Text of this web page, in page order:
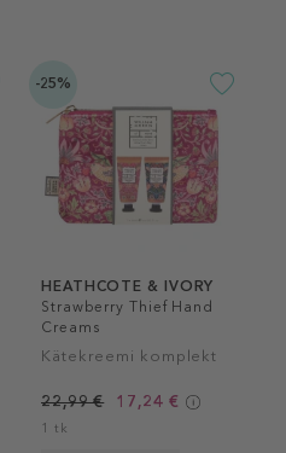
-25%
HEATHCOTE & IVORY
Strawberry Thief Hand
Creams
Kätekreemi komplekt
22,99 € 17,24 €
1 tk